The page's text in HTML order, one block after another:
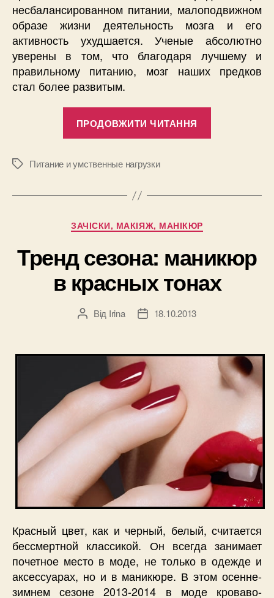
несбалансированном питании, малоподвижном
образе жизни деятельность мозга и его
активность ухудшается. Ученые абсолютно
уверены в том, что благодаря лучшему и
правильному питанию, мозг наших предков
стал более развитым.
ПРОДОВЖИТИ ЧИТАННЯ
ПозначкиПитание и умственные нагрузки
Категорії
ЗАЧІСКИ, МАКІЯЖ, МАНІКЮР
Тренд сезона: маникюр
в красных тонах
Автор
Від Irina
Дата18.10.2013
Красный цвет, как и черный, белый, считается
бессмертной классикой. Он всегда занимает
почетное место в моде, не только в одежде и
аксессуарах, но и в маникюре. В этом осенне-
зимнем сезоне 2013-2014 в моде кроваво-